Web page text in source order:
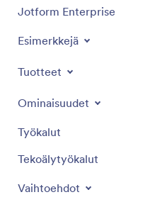
Jotform Enterprise
Esimerkkejä
Tuotteet
Ominaisuudet
Työkalut
Tekoälytyökalut
Vaihtoehdot